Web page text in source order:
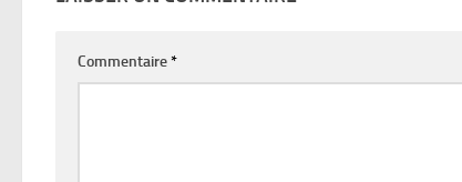
Commentaire*